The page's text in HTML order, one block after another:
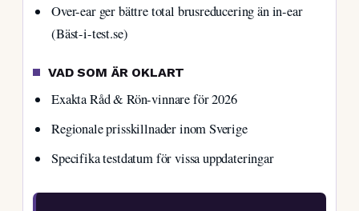
Over-ear ger bättre total brusreducering än in-ear
(Bäst-i-test.se)
VAD SOM ÄR OKLART
Exakta Råd & Rön-vinnare för 2026
Regionale prisskillnader inom Sverige
Specifika testdatum för vissa uppdateringar